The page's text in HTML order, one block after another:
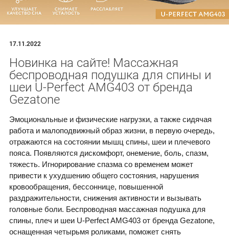
17.11.2022
Новинка на сайте! Массажная
беспроводная подушка для спины и
шеи U-Perfect AMG403 от бренда
Gezatone
Эмоциональные и физические нагрузки, а также сидячая
работа и малоподвижный образ жизни, в первую очередь,
отражаются на состоянии мышц спины, шеи и плечевого
пояса. Появляются дискомфорт, онемение, боль, спазм,
тяжесть. Игнорирование спазма со временем может
привести к ухудшению общего состояния, нарушения
кровообращения, бессоннице, повышенной
раздражительности, снижения активности и вызывать
головные боли. Беспроводная массажная подушка для
спины, плеч и шеи U-Perfect AMG403 от бренда Gezatone,
оснащенная четырьмя роликами, поможет снять